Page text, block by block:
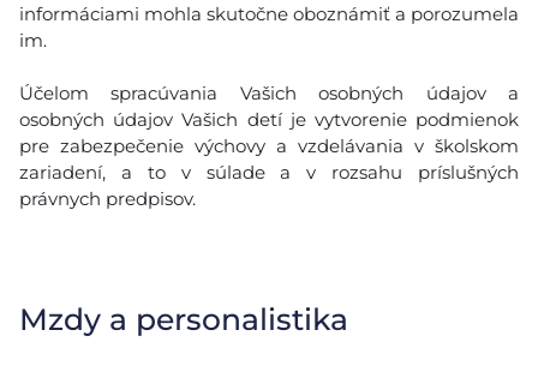
informáciami mohla skutočne oboznámiť a porozumela
im.
Účelom spracúvania Vašich osobných údajov a
osobných údajov Vašich detí je vytvorenie podmienok
pre zabezpečenie výchovy a vzdelávania v školskom
zariadení, a to v súlade a v rozsahu príslušných
právnych predpisov.
Mzdy a personalistika